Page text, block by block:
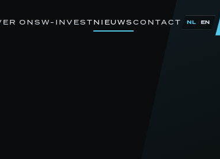
ONS W-INVEST NIEUWSCONTACT NL EN